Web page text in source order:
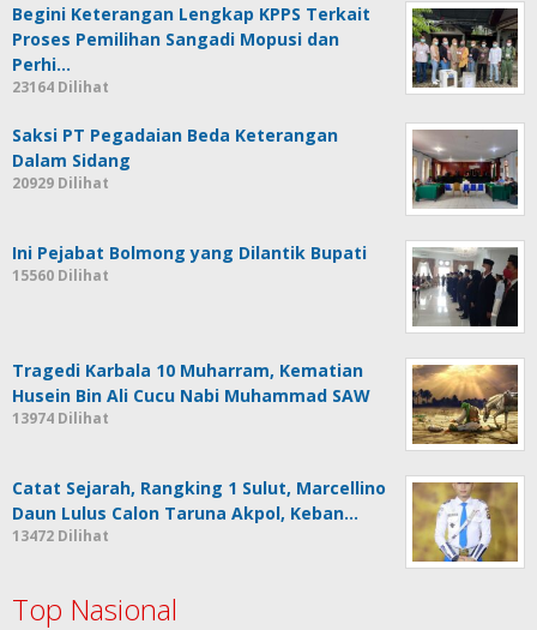
Begini Keterangan Lengkap KPPS Terkait
Proses Pemilihan Sangadi Mopusi dan
Perhi…
23164 Dilihat
Saksi PT Pegadaian Beda Keterangan
Dalam Sidang
20929 Dilihat
Ini Pejabat Bolmong yang Dilantik Bupati
15560 Dilihat
Tragedi Karbala 10 Muharram, Kematian
Husein Bin Ali Cucu Nabi Muhammad SAW
13974 Dilihat
Catat Sejarah, Rangking 1 Sulut, Marcellino
Daun Lulus Calon Taruna Akpol, Keban…
13472 Dilihat
Top Nasional